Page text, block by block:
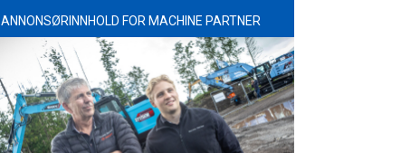
ANNONSØRINNHOLD FOR MACHINE PARTNER